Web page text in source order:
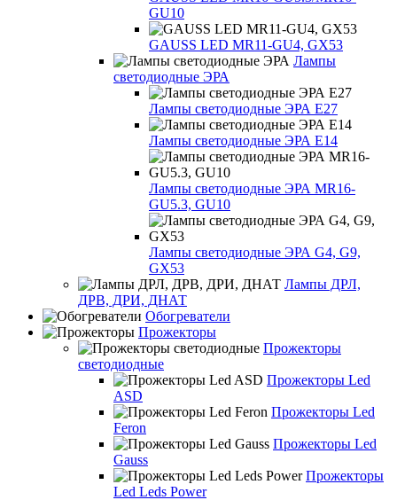
GU10
GAUSS LED MR11-GU4, GX53
Лампы
светодиодные ЭРА
Лампы светодиодные ЭРА Е27
Лампы светодиодные ЭРА Е14
Лампы светодиодные ЭРА MR16-
GU5.3, GU10
Лампы светодиодные ЭРА G4, G9,
GX53
Лампы ДРЛ,
ДРВ, ДРИ, ДНАТ
Обогреватели
Прожекторы
Прожекторы
светодиодные
Прожекторы Led
ASD
Прожекторы Led
Feron
Прожекторы Led
Gauss
Прожекторы
Led Leds Power